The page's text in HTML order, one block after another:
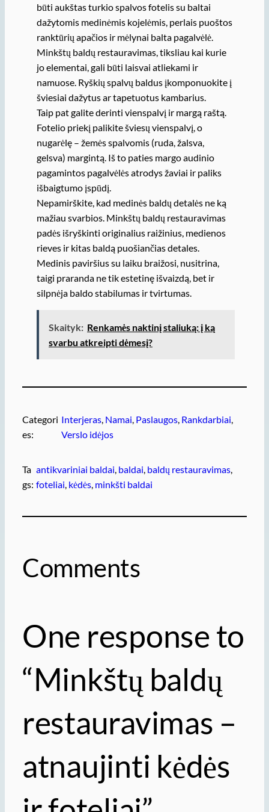
būti aukštas turkio spalvos fotelis su baltai
dažytomis medinėmis kojelėmis, perlais puoštos
ranktūrių apačios ir mėlynai balta pagalvėlė.
Minkštų baldų restauravimas, tiksliau kai kurie
jo elementai, gali būti laisvai atliekami ir
namuose. Ryškių spalvų baldus įkomponuokite į
šviesiai dažytus ar tapetuotus kambarius.
Taip pat galite derinti vienspalvį ir margą raštą.
Fotelio priekį palikite šviesų vienspalvį, o
nugarėlę – žemės spalvomis (ruda, žalsva,
gelsva) margintą. Iš to paties margo audinio
pagamintos pagalvėlės atrodys žaviai ir paliks
išbaigtumo įspūdį.
Nepamirškite, kad medinės baldų detalės ne ką
mažiau svarbios. Minkštų baldų restauravimas
padės išryškinti originalius raižinius, medienos
rieves ir kitas baldą puošiančias detales.
Medinis paviršius su laiku braižosi, nusitrina,
taigi praranda ne tik estetinę išvaizdą, bet ir
silpnėja baldo stabilumas ir tvirtumas.
Skaityk: Renkamės naktinį staliuką: į ką
svarbu atkreipti dėmesį?
Categori
es:
Interjeras, Namai, Paslaugos, Rankdarbiai,
Verslo idėjos
Ta
gs:
antikvariniai baldai, baldai, baldų restauravimas,
foteliai, kėdės, minkšti baldai
Comments
One response to
“Minkštų baldų
restauravimas –
atnaujinti kėdės